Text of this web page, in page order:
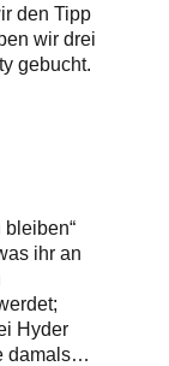
den Tipp
wir drei
gebucht.
ihr an
Hyder
damals…